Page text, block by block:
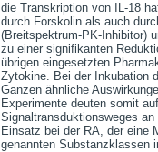
die Transkription von IL-18
durch Forskolin als auch
(Breitspektrum-PK-Inhibitor)
zu einer signifikanten
übrigen eingesetzten
Zytokine. Bei der Inkubation
Ganzen ähnliche
Experimente deuten somit
Signaltransduktionsweges
Einsatz bei der RA, der eine
genannten Substanzklassen